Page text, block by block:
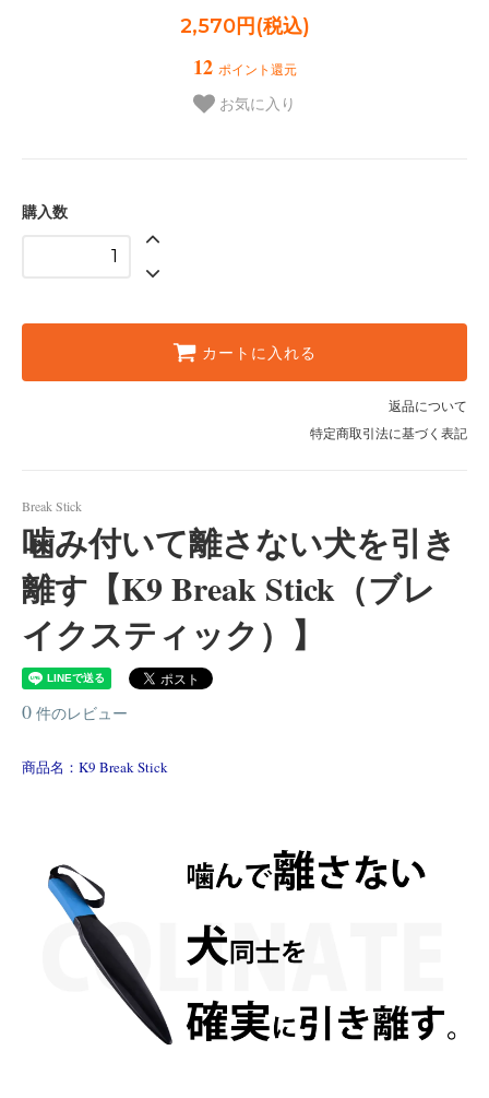
2,570円(税込)
12 ポイント還元
お気に入り
購入数
カートに入れる
返品について
特定商取引法に基づく表記
Break Stick
噛み付いて離さない犬を引き
離す【K9 Break Stick（ブレ
イクスティック）】
0 件のレビュー
商品名：K9 Break Stick